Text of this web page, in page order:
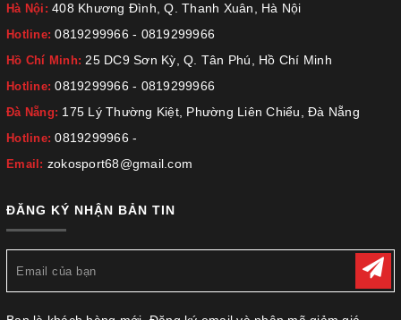
Hà Nội: 408 Khương Đình, Q. Thanh Xuân, Hà Nội
Hotline:0819299966 - 0819299966
Hồ Chí Minh:25 DC9 Sơn Kỳ, Q. Tân Phú, Hồ Chí Minh
Hotline:0819299966 - 0819299966
Đà Nẵng: 175 Lý Thường Kiệt, Phường Liên Chiểu, Đà Nẵng
Hotline:0819299966 -
Email: zokosport68@gmail.com
ĐĂNG KÝ NHẬN BẢN TIN